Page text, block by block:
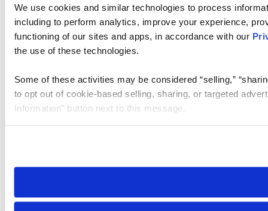
We use cookies and similar technologies to process
including to perform analytics, improve your experience,
functioning of our sites and apps, in accordance with our
the use of these technologies.
Some of these activities may be considered “selling,”
to opt out of cookie-based selling, sharing, or targeted
Information” button next to this message.
need to be set again.